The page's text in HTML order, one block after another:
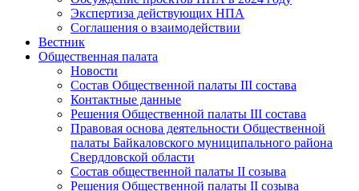
Экспертиза действующих НПА
Соглашения о взаимодействии
Вестник
Общественная палата
Новости
Состав Общественной палаты III состава
Контактные данные
Решения Общественной палаты III состава
Правовая основа деятельности Общественной
палаты Байкаловского муниципального района
Свердловской области
Состав общественной палаты II созыва
Решения Общественной палаты II созыва